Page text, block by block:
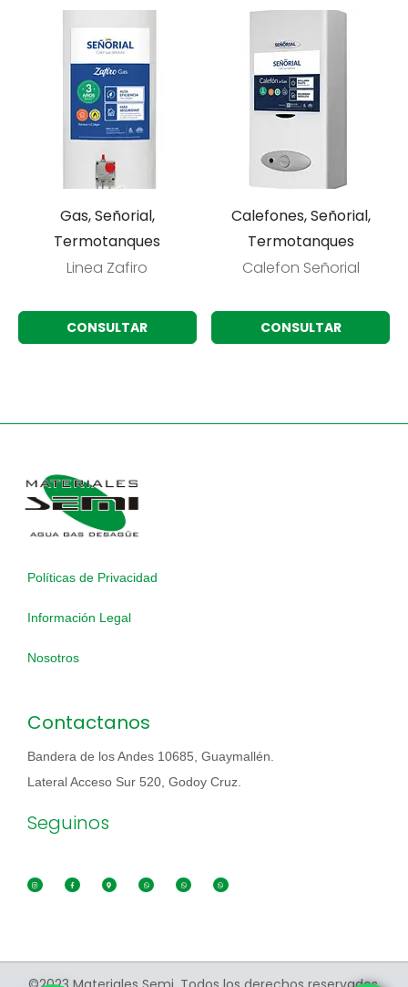
Gas, Señorial,
Termotanques
Linea Zafiro
CONSULTAR
Calefones, Señorial,
Termotanques
Calefon Señorial
CONSULTAR
Políticas de Privacidad
Información Legal
Nosotros
Contactanos
Bandera de los Andes 10685, Guaymallén.
Lateral Acceso Sur 520, Godoy Cruz.
Seguinos